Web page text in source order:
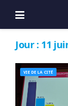
Jour : 11
VIE DE LA CITÉ